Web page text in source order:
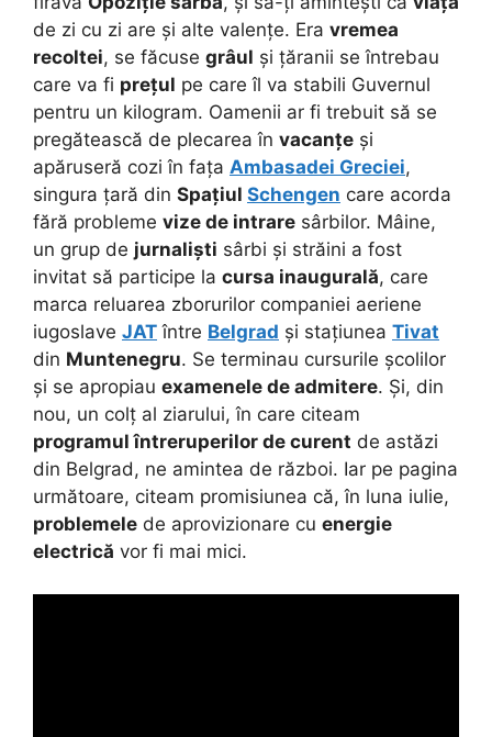
de zi cu zi are și alte valențe. Era vremea
recoltei, se făcuse grâul și țăranii se întrebau
care va fi prețul pe care îl va stabili Guvernul
pentru un kilogram. Oamenii ar fi trebuit să se
pregătească de plecarea în vacanțe și
apăruseră cozi în fața Ambasadei Greciei,
singura țară din Spațiul Schengen care acorda
fără probleme vize de intrare sârbilor. Mâine,
un grup de jurnaliști sârbi și străini a fost
invitat să participe la cursa inaugurală, care
marca reluarea zborurilor companiei aeriene
iugoslave JAT între Belgrad și stațiunea Tivat
din Muntenegru. Se terminau cursurile școlilor
și se apropiau examenele de admitere. Și, din
nou, un colț al ziarului, în care citeam
programul întreruperilor de curent de astăzi
din Belgrad, ne amintea de război. Iar pe pagina
următoare, citeam promisiunea că, în luna iulie,
problemele de aprovizionare cu energie
electrică vor fi mai mici.